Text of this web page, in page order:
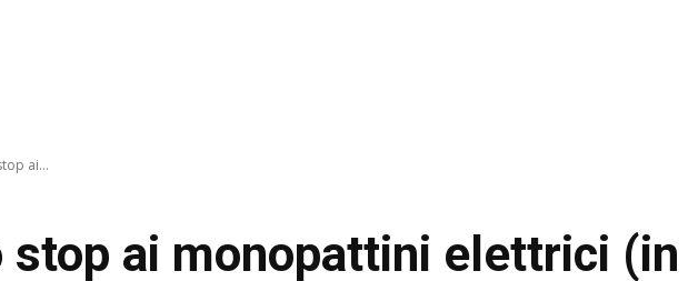
ai...
stop ai monopattini elettrici (in